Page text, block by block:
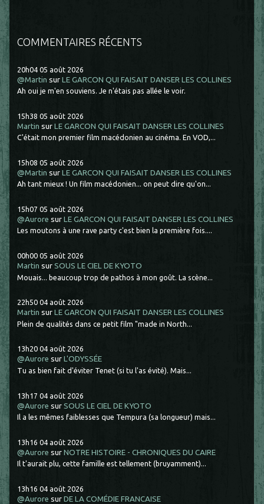
COMMENTAIRES RÉCENTS
20h04 05 août 2026
@Martin surLE GARCON QUI FAISAIT DANSER LES COLLINES
Ah oui je m'en souviens. Je n'étais pas allée le voir.
15h38 05 août 2026
Martin surLE GARCON QUI FAISAIT DANSER LES COLLINES
C'était mon premier film macédonien au cinéma. En VOD,...
15h08 05 août 2026
@Martin surLE GARCON QUI FAISAIT DANSER LES COLLINES
Ah tant mieux ! Un film macédonien... on peut dire qu'on...
15h07 05 août 2026
@Aurore surLE GARCON QUI FAISAIT DANSER LES COLLINES
Les moutons à une rave party c'est bien la première fois....
00h00 05 août 2026
Martin surSOUS LE CIEL DE KYOTO
Mouais... beaucoup trop de pathos à mon goût. La scène...
22h50 04 août 2026
Martin surLE GARCON QUI FAISAIT DANSER LES COLLINES
Plein de qualités dans ce petit film "made in North...
13h20 04 août 2026
@Aurore surL'ODYSSÉE
Tu as bien fait d'éviter Tenet (si tu l'as évité). Mais...
13h17 04 août 2026
@Aurore surSOUS LE CIEL DE KYOTO
Il a les mêmes faiblesses que Tempura (sa longueur) mais...
13h16 04 août 2026
@Aurore surNOTRE HISTOIRE - CHRONIQUES DU CAIRE
Il t'aurait plu, cette famille est tellement (bruyamment)...
13h16 04 août 2026
@Aurore surDE LA COMÉDIE FRANCAISE